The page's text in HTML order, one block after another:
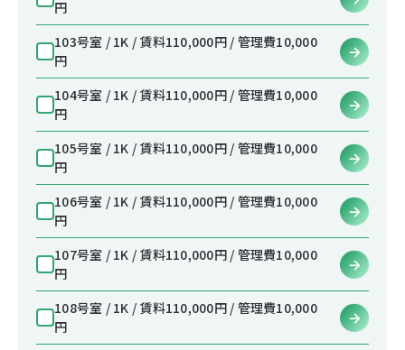
円
103号室 / 1K / 賃料110,000円 / 管理費10,000
円
104号室 / 1K / 賃料110,000円 / 管理費10,000
円
105号室 / 1K / 賃料110,000円 / 管理費10,000
円
106号室 / 1K / 賃料110,000円 / 管理費10,000
円
107号室 / 1K / 賃料110,000円 / 管理費10,000
円
108号室 / 1K / 賃料110,000円 / 管理費10,000
円